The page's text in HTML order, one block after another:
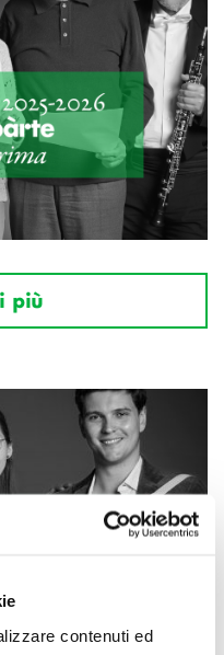
contenuti ed
più